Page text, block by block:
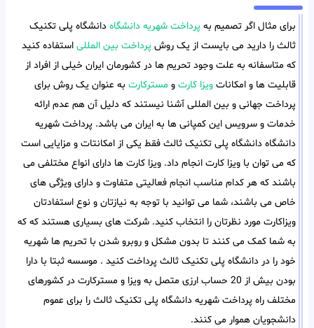
برای مثال اگر تصمیم به پرداخت شهریه دانشگاه دانشگاه پلی تکنیک
ثالث را دارید می بایست از یک روش پرداخت بین المللی استفاده کنید
که متاسفانه به علت وجود تحریم ها در کشورمان ایران خیلی از افراد از
قابلیت ها و امکانات ویزا کارت و مسترکارت به عنوان یک روش برای
پرداخت جهانی و بین المللی آشنا نیستند که دلیل آن هم عدم ارائه
خدمات و سرویس این کمپانی ها به ایران می باشد. پرداخت شهریه
دانشگاه دانشگاه پلی تکنیک ثالث فقط یکی از امکانتات و مزایایی است
که می توان با ویزا کارت انجام داد. ویزا کارت ها دارای انواع مختلفی می
باشند که هر کدام مناسب انجام فعالیتی متفاوت و دارای ویژگی های
خاص می باشند، شما می توانید با توجه به نیازتان و نوع استفادتان
ویزاکارت مورد نظرتان را انتخاب کنید. شرکت های بسیاری هستند که که
به شما کمک می کنند تا بدون مشکل و روبرو شدن با تحریم ها شهریه
خود را در دانشگاه پلی تکنیک ثالث پرداخت کنید . موسسه ثبتا با دارا
بودن بیش از 20 حساب ارزی متصل به ویزا و مسترکارت در کشورهای
مختلف راه پرداخت شهریه دانشگاه پلی تکنیک ثالث را برای عموم
دانشجویان هموار می کنند.